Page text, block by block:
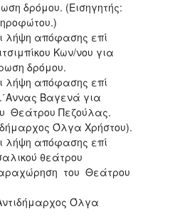
δρόμου. (Εισηγητής:
λήψη απόφασης επί
Κων/νου για
δρόμου.
λήψη απόφασης επί
Βαγενά για
Θεάτρου Πεζούλας.
Όλγα Χρήστου).
λήψη απόφασης επί
θεάτρου
του Θεάτρου
Όλγα